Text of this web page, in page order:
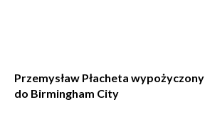
Przemysław Płacheta wypożyczony
do Birmingham City